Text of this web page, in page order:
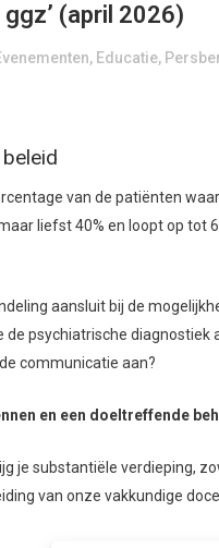
ggz’ (april 2026)
, Educatie,
van de patiënten
liefst 40% en loopt op tot
aansluit bij de
de psychiatrische
communicatie aan?
en een doeltreffende
je substantiële verdieping,
van onze vakkundige